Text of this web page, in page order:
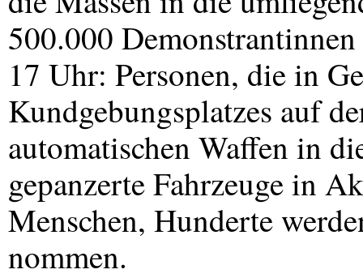
500.000
17 Uhr: Personen, die in
Kundgebungsplatzes auf
automatischen Waffen in
gepanzerte Fahrzeuge in
Menschen, Hunderte
nommen.